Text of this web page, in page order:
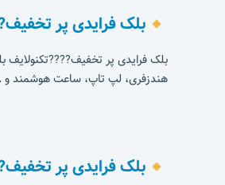
بلک فرایدی پر
بلک فرایدی پر تخفیف????تکنولایف
هندزفری، لپ تاپ، ساعت هوشمند و ..
بلک فرایدی پر